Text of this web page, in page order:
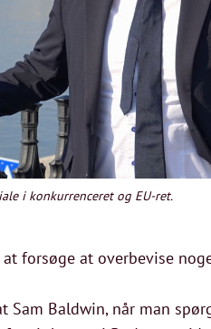
i konkurrenceret og EU-ret.
forsøge at overbevise
Sam Baldwin, når man